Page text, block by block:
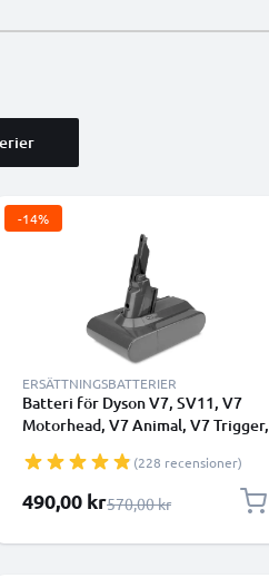
-14%
ERSÄTTNINGSBATTERIER
Batteri för Dyson V7, SV11, V7
Motorhead, V7 Animal, V7 Trigger,
CELLONIC - Batteri med skruvar
(228 recensioner)
Specialpris
490,00 krOrdinarie pris
570,00 kr